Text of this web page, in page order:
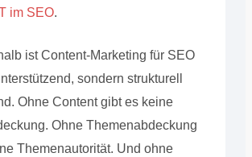
im SEO.
ist Content-Marketing für SEO
sondern strukturell
Ohne Content gibt es keine
Ohne Themenabdeckung
Themenautorität. Und ohne